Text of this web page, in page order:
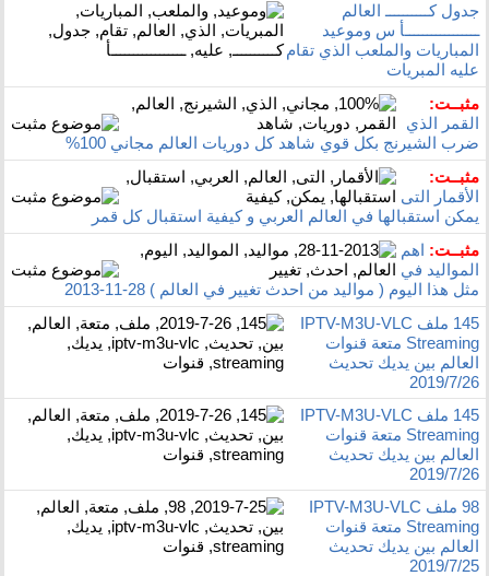
جدول كــــــــــ العالم
ـــــــــــــــــأ س وموعيد
المباريات والملعب الذي تقام
عليه المبريات
مثبــت:
القمر الذي
ضرب الشيرنج بكل قوي شاهد كل دوريات العالم مجاني 100%
مثبــت:
الأقمار التى
يمكن استقبالها في العالم العربي و كيفية استقبال كل قمر
مثبــت: اهم
المواليد في
مثل هذا اليوم ( مواليد من احدث تغيير في العالم ) 28-11-2013
145 ملف IPTV-M3U-VLC
Streaming متعة قنوات
العالم بين يديك تحديث
2019/7/26
145 ملف IPTV-M3U-VLC
Streaming متعة قنوات
العالم بين يديك تحديث
2019/7/26
98 ملف IPTV-M3U-VLC
Streaming متعة قنوات
العالم بين يديك تحديث
2019/7/25